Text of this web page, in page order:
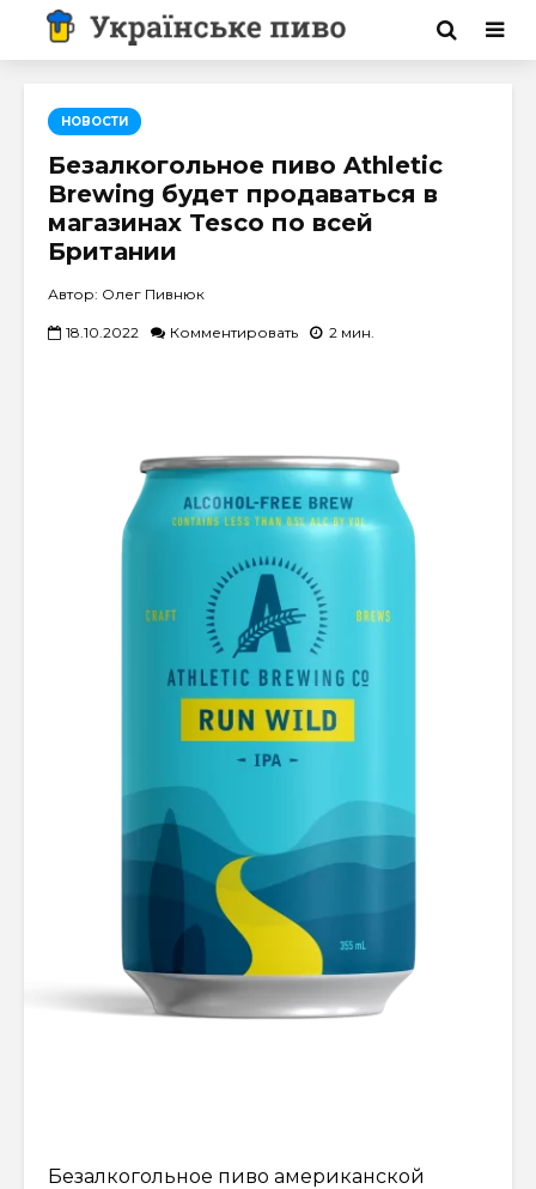
НОВОСТИ
Безалкогольное пиво Athletic
Brewing будет продаваться в
магазинах Tesco по всей
Британии
Автор: Олег Пивнюк
18.10.2022 Комментировать 2 мин.
Безалкогольное пиво американской